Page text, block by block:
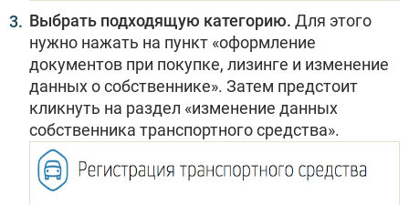
Выбрать подходящую категорию. Для этого
нужно нажать на пункт «оформление
документов при покупке, лизинге и изменение
данных о собственнике». Затем предстоит
кликнуть на раздел «изменение данных
собственника транспортного средства».